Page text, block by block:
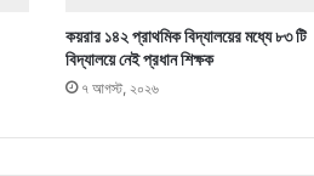
কয়রার ১৪২ প্রাথমিক বিদ্যালয়ের মধ্যে ৮৩ টি
বিদ্যালয়ে নেই প্রধান শিক্ষক
৭ আগস্ট, ২০২৬